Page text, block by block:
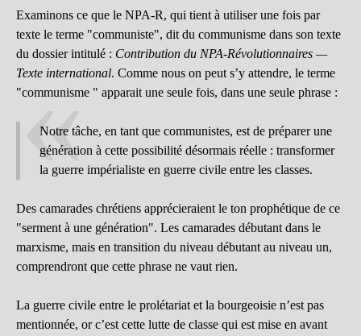
Examinons ce que le NPA-R, qui tient à utiliser une fois par
texte le terme "communiste", dit du communisme dans son texte
du dossier intitulé : Contribution du NPA-Révolutionnaires —
Texte international. Comme nous on peut s’y attendre, le terme
"communisme " apparait une seule fois, dans une seule phrase :
Notre tâche, en tant que communistes, est de préparer une
génération à cette possibilité désormais réelle : transformer
la guerre impérialiste en guerre civile entre les classes.
Des camarades chrétiens apprécieraient le ton prophétique de ce
"serment à une génération". Les camarades débutant dans le
marxisme, mais en transition du niveau débutant au niveau un,
comprendront que cette phrase ne vaut rien.
La guerre civile entre le prolétariat et la bourgeoisie n’est pas
mentionnée, or c’est cette lutte de classe qui est mise en avant